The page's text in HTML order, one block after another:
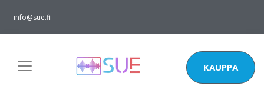
info@sue.fi
KAUPPA